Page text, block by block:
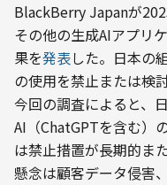
BlackBerry Japanが
その他の生成AIアプリ
果を発表した。日本の
の使用を禁止または検
今回の調査によると、
AI（ChatGPTを含む）
は禁止措置が長期的ま
懸念は顧客データ侵害